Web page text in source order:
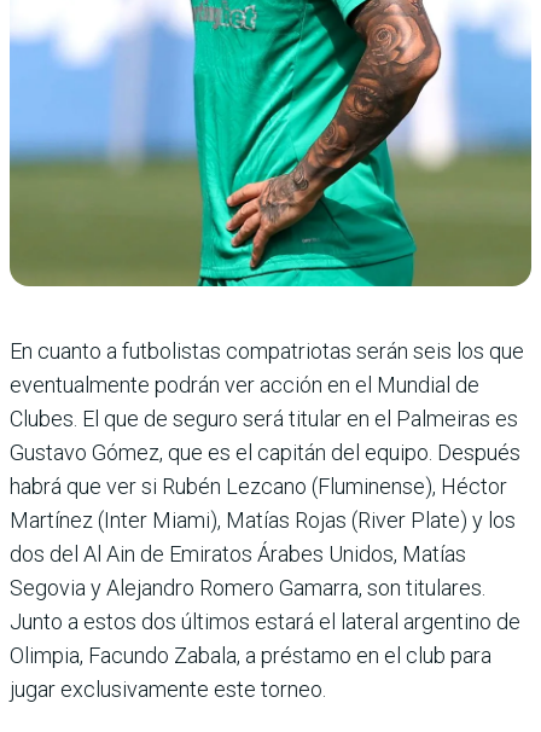
En cuanto a futbolistas compatriotas serán seis los que
eventualmente podrán ver acción en el Mundial de
Clubes. El que de seguro será titular en el Palmeiras es
Gustavo Gómez, que es el capitán del equipo. Después
habrá que ver si Rubén Lezcano (Fluminense), Héctor
Martínez (Inter Miami), Matías Rojas (River Plate) y los
dos del Al Ain de Emiratos Árabes Unidos, Matías
Segovia y Alejandro Romero Gamarra, son titulares.
Junto a estos dos últimos estará el lateral argentino de
Olimpia, Facundo Zabala, a préstamo en el club para
jugar exclusivamente este torneo.